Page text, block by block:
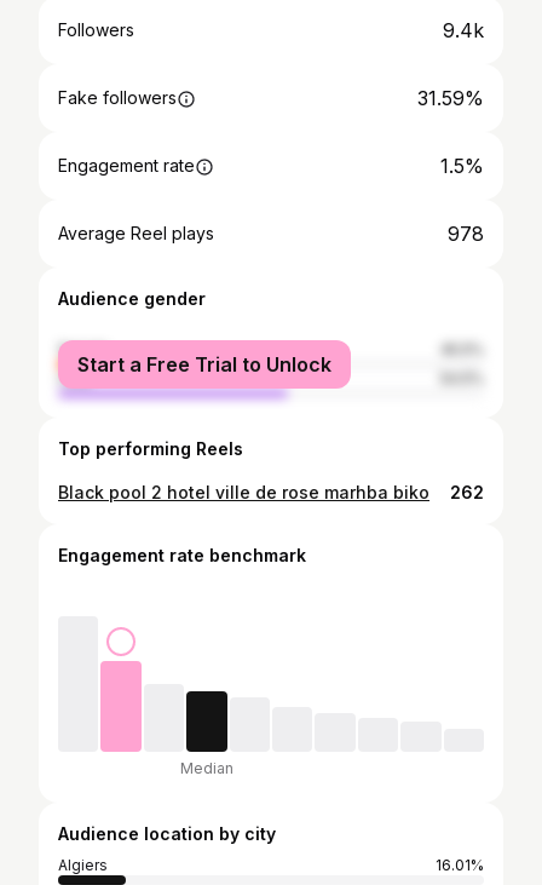
Followers 9.4k
Fake followers 31.59%
Engagement rate 1.5%
Average Reel plays 978
Audience gender
female
male
Start a Free Trial to Unlock
Top performing Reels
Black pool 2 hotel ville de rose marhba biko 262
Engagement rate benchmark
Median
Audience location by city
Algiers
16.01%